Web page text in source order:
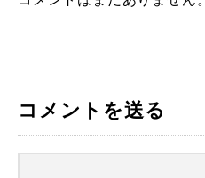
コメントを送る